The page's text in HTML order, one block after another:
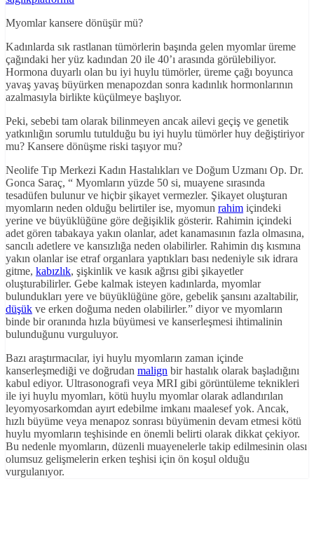
Myomlar kansere dönüşür mü?
Kadınlarda sık rastlanan tümörlerin başında gelen myomlar üreme
çağındaki her yüz kadından 20 ile 40’ı arasında görülebiliyor.
Hormona duyarlı olan bu iyi huylu tümörler, üreme çağı boyunca
yavaş yavaş büyürken menapozdan sonra kadınlık hormonlarının
azalmasıyla birlikte küçülmeye başlıyor.
Peki, sebebi tam olarak bilinmeyen ancak ailevi geçiş ve genetik
yatkınlığın sorumlu tutulduğu bu iyi huylu tümörler huy değiştiriyor
mu? Kansere dönüşme riski taşıyor mu?
Neolife Tıp Merkezi Kadın Hastalıkları ve Doğum Uzmanı Op. Dr.
Gonca Saraç, “ Myomların yüzde 50 si, muayene sırasında
tesadüfen bulunur ve hiçbir şikayet vermezler. Şikayet oluşturan
myomların neden olduğu belirtiler ise, myomun rahim içindeki
yerine ve büyüklüğüne göre değişiklik gösterir. Rahimin içindeki
adet gören tabakaya yakın olanlar, adet kanamasının fazla olmasına,
sancılı adetlere ve kansızlığa neden olabilirler. Rahimin dış kısmına
yakın olanlar ise etraf organlara yaptıkları bası nedeniyle sık idrara
gitme, kabızlık, şişkinlik ve kasık ağrısı gibi şikayetler
oluşturabilirler. Gebe kalmak isteyen kadınlarda, myomlar
bulundukları yere ve büyüklüğüne göre, gebelik şansını azaltabilir,
düşük ve erken doğuma neden olabilirler.” diyor ve myomların
binde bir oranında hızla büyümesi ve kanserleşmesi ihtimalinin
bulunduğunu vurguluyor.
Bazı araştırmacılar, iyi huylu myomların zaman içinde
kanserleşmediği ve doğrudan malign bir hastalık olarak başladığını
kabul ediyor. Ultrasonografi veya MRI gibi görüntüleme teknikleri
ile iyi huylu myomları, kötü huylu myomlar olarak adlandırılan
leyomyosarkomdan ayırt edebilme imkanı maalesef yok. Ancak,
hızlı büyüme veya menapoz sonrası büyümenin devam etmesi kötü
huylu myomların teşhisinde en önemli belirti olarak dikkat çekiyor.
Bu nedenle myomların, düzenli muayenelerle takip edilmesinin olası
olumsuz gelişmelerin erken teşhisi için ön koşul olduğu
vurgulanıyor.